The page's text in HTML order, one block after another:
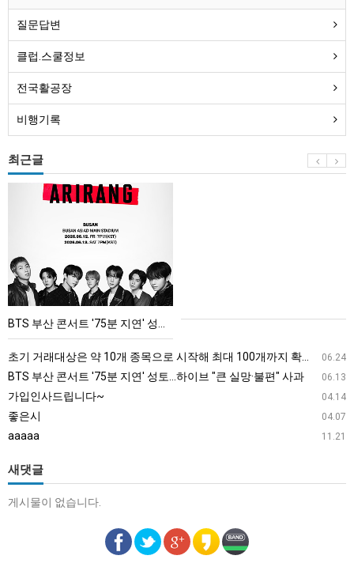
질문답변
클럽.스쿨정보
전국활공장
비행기록
최근글
서
트
'75
분
연'
성
토…
브
"큰
실
BTS 부산 콘서트 '75분 지연' 성토…하이브 "큰 실망·불편" 사과
06.24
초기 거래대상은 약 10개 종목으로 시작해 최대 100개까지 확대할 방침이다. 구체적인 거래 대상 ETF는 아직 확정되지 않았지만, 시장 대표성이나 거래량을 고려해 선정할 계획이다.
06.13
BTS 부산 콘서트 '75분 지연' 성토…하이브 "큰 실망·불편" 사과
04.14
가입인사드립니다~
04.07
좋은시
11.21
aaaaa
새댓글
게시물이 없습니다.